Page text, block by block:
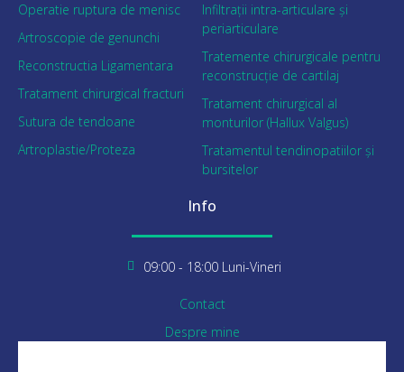
Operatie ruptura de menisc
Artroscopie de genunchi
Reconstructia Ligamentara
Tratament chirurgical fracturi
Sutura de tendoane
Artroplastie/Proteza
Infiltrații intra-articulare și
periarticulare
Tratemente chirurgicale pentru
reconstrucție de cartilaj
Tratament chirurgical al
monturilor (Hallux Valgus)
Tratamentul tendinopatiilor și
bursitelor
Info
09:00 - 18:00 Luni-Vineri
Contact
Despre mine